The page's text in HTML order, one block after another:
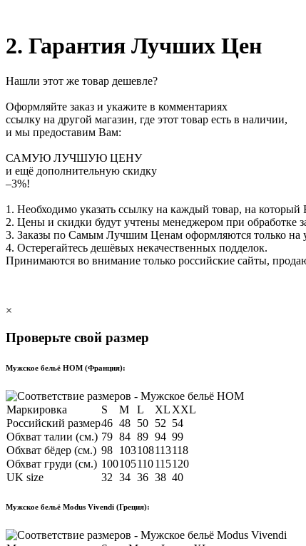
2. Гарантия Лучших Цен
Нашли этот же товар дешевле?
Оформляйте заказ и укажите в комментариях
ссылку на другой магазин, где этот товар есть в наличии,
и мы предоставим Вам:
САМУЮ ЛУЧШУЮ ЦЕНУ
и ещё дополнительную скидку
–3%!
1. Необходимо указать ссылку на каждый товар, на который
2. Цены и скидки будут учтены менеджером при обработке
3. Заказы по Самым Лучшим Ценам оформляются только на
4. Остерегайтесь дешёвых некачественных подделок.
Принимаются во внимание только российские сайты,
×
Проверьте свой размер
Мужское бельё HOM (Франция):
Маркировка S M L XL XXL
Российский размер46 48 50 52 54
Обхват талии (см.) 79 84 89 94 99
Обхват бёдер (см.) 98 103108113118
Обхват груди (см.) 100105110115120
UK size
32 34 36 38 40
Мужское бельё Modus Vivendi (Греция):